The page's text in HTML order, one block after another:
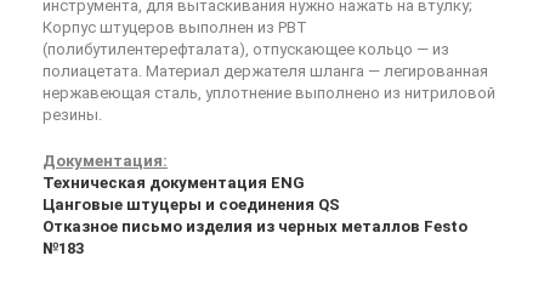
инструмента, для вытаскивания нужно нажать на втулку;
Корпус штуцеров выполнен из PBT
(полибутилентерефталата), отпускающее кольцо — из
полиацетата. Материал держателя шланга — легированная
нержавеющая сталь, уплотнение выполнено из нитриловой
резины.
Документация:
Техническая документация ENG
Цанговые штуцеры и соединения QS
Отказное письмо изделия из черных металлов Festo
№183